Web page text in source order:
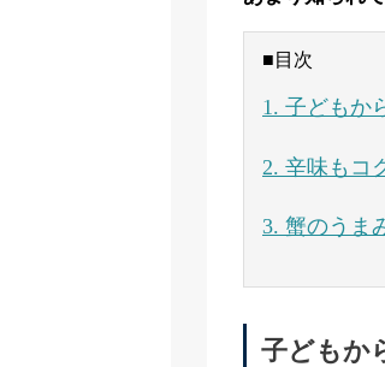
■目次
1. 子どもか
2. 辛味もコ
3. 蟹のうま
子どもか